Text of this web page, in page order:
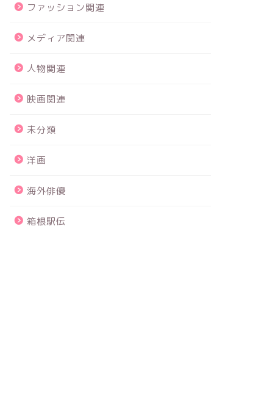
ファッション関連
メディア関連
人物関連
映画関連
未分類
洋画
海外俳優
箱根駅伝